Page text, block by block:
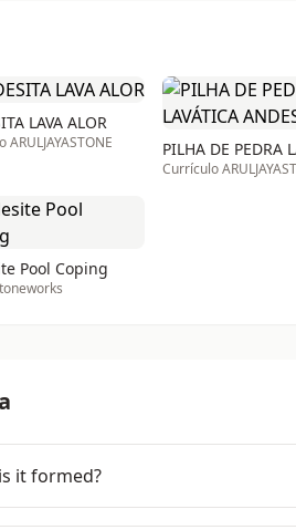
LAVA ALOR
Currículo
Pool Coping
it formed?